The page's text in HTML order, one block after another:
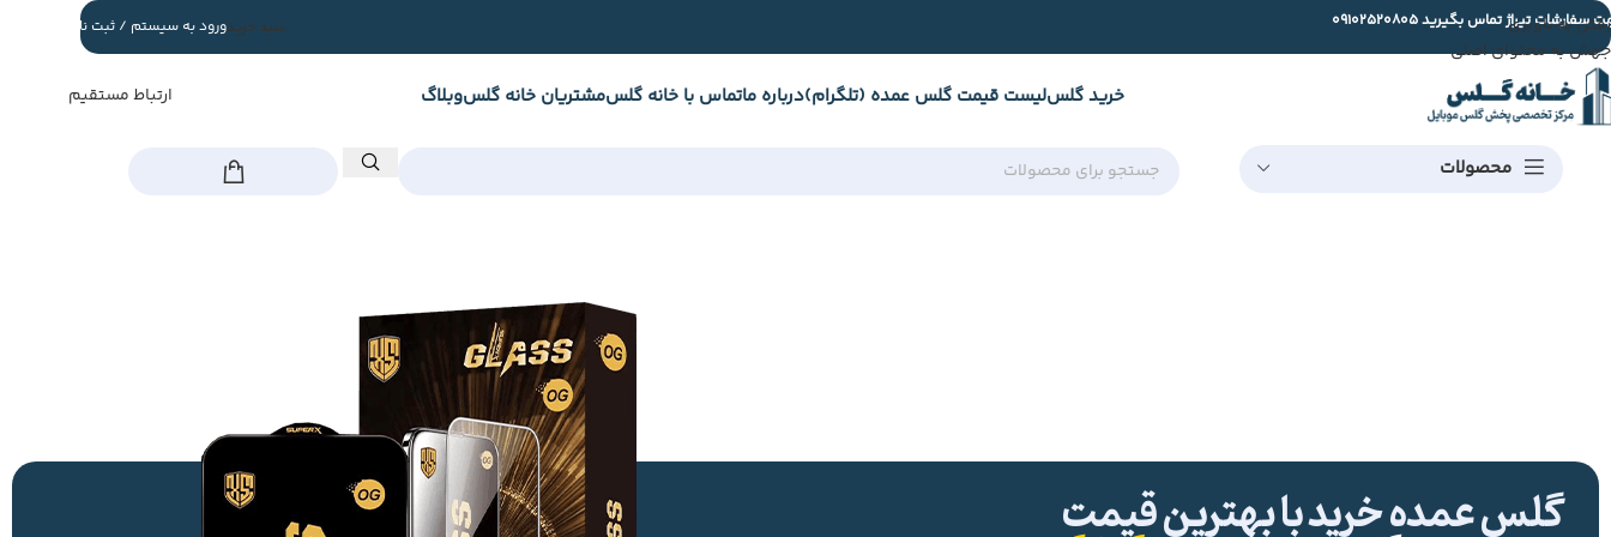
رفتن به ناوبری
جهش به محتوای اصلی
09102520805سفارشات تیراژ تماس بگیرید سبد خریدورود به سیستم / ثبت نام
خرید گلسلیست قیمت گلس عمده (تلگرام)درباره ماتماس با خانه گلسمشتریان خانه گلسوبلاگ ارتباط مستقیم
محصولات
گلس عمده خرید با بهترین قیمت